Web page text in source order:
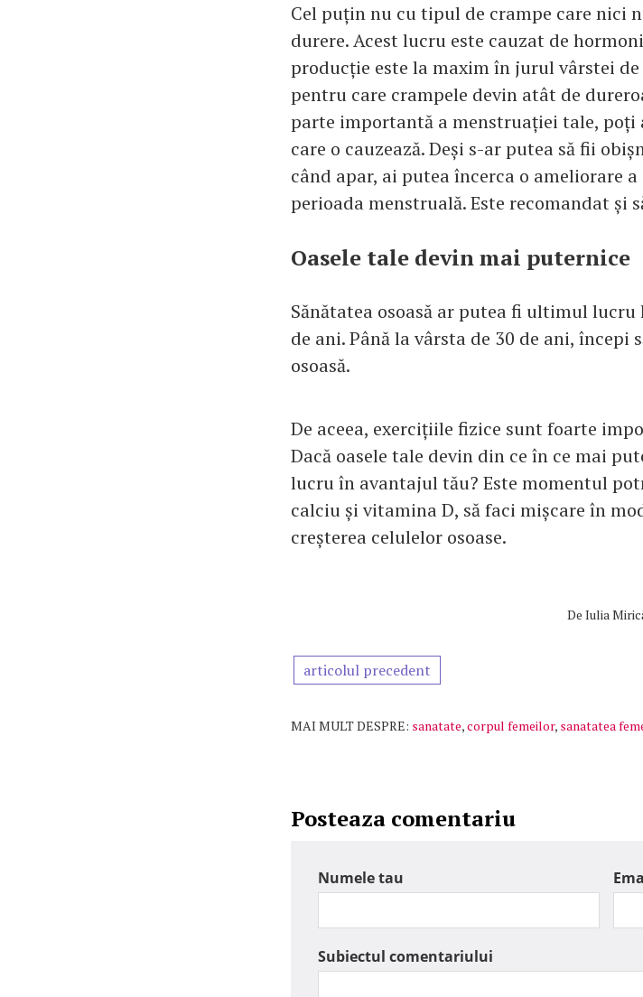
Cel puțin nu cu tipul de crampe care nici
durere. Acest lucru este cauzat de
producție este la maxim în jurul vârstei
pentru care crampele devin atât de
parte importantă a menstruației tale, poți
care o cauzează. Deși s-ar putea să fii
când apar, ai putea încerca o ameliorare
perioada menstruală. Este recomandat și
Oasele tale devin mai puternice
Sănătatea osoasă ar putea fi ultimul
de ani. Până la vârsta de 30 de ani, începi
osoasă.
De aceea, exercițiile fizice sunt foarte
Dacă oasele tale devin din ce în ce mai
lucru în avantajul tău? Este momentul
calciu și vitamina D, să faci mișcare în
creșterea celulelor osoase.
De Iulia
articolul precedent
MAI MULT DESPRE: sanatate,corpul femeilor, sanatatea
Posteaza comentariu
Numele tau
Subiectul comentariului